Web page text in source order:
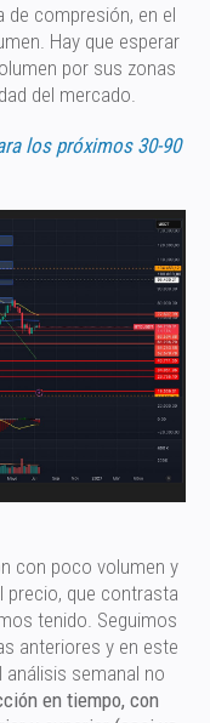
de compresión, en el
Hay que esperar
por sus zonas
del mercado.
los próximos 30-90
con poco volumen y
que contrasta
tenido. Seguimos
anteriores y en este
semanal no
en tiempo, con